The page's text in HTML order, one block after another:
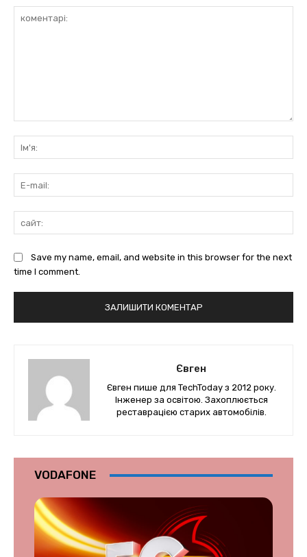
Save my name, email, and website in this browser for the next
time I comment.
Євген
Євген пише для TechToday з 2012 року.
Інженер за освітою. Захоплюється
реставрацією старих автомобілів.
VODAFONE